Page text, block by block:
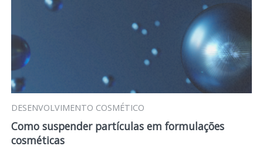
DESENVOLVIMENTO COSMÉTICO
Como suspender partículas em formulações
cosméticas